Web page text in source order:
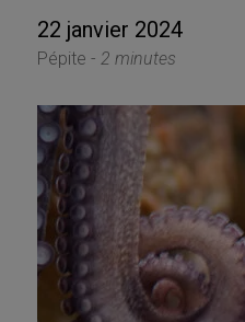
22 janvier 2024
Pépite - 2 minutes